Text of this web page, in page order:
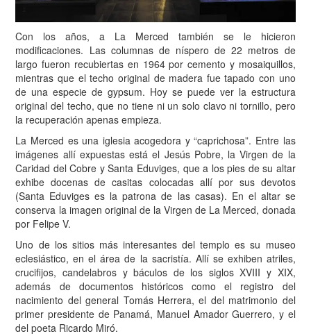
Con los años, a La Merced también se le hicieron
modificaciones. Las columnas de níspero de 22 metros de
largo fueron recubiertas en 1964 por cemento y mosaiquillos,
mientras que el techo original de madera fue tapado con uno
de una especie de gypsum. Hoy se puede ver la estructura
original del techo, que no tiene ni un solo clavo ni tornillo, pero
la recuperación apenas empieza.
La Merced es una iglesia acogedora y “caprichosa”. Entre las
imágenes allí expuestas está el Jesús Pobre, la Virgen de la
Caridad del Cobre y Santa Eduviges, que a los pies de su altar
exhibe docenas de casitas colocadas allí por sus devotos
(Santa Eduviges es la patrona de las casas). En el altar se
conserva la imagen original de la Virgen de La Merced, donada
por Felipe V.
Uno de los sitios más interesantes del templo es su museo
eclesiástico, en el área de la sacristía. Allí se exhiben atriles,
crucifijos, candelabros y báculos de los siglos XVIII y XIX,
además de documentos históricos como el registro del
nacimiento del general Tomás Herrera, el del matrimonio del
primer presidente de Panamá, Manuel Amador Guerrero, y el
del poeta Ricardo Miró.